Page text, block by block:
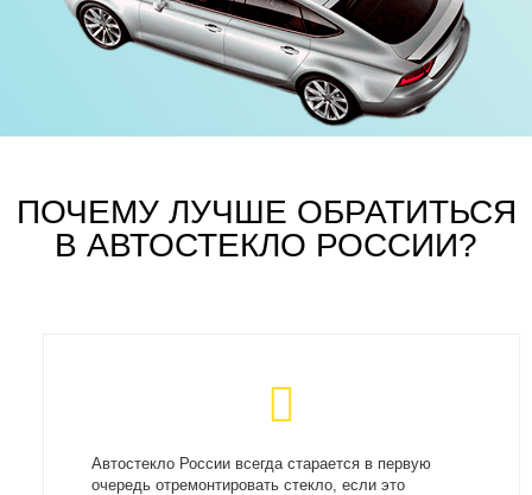
ПОЧЕМУ ЛУЧШЕ ОБРАТИТЬСЯ
В АВТОСТЕКЛО РОССИИ?
Автостекло России всегда старается в первую
очередь отремонтировать стекло, если это